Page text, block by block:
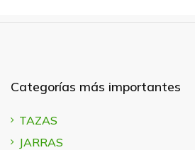
Categorías más importantes
TAZAS
JARRAS